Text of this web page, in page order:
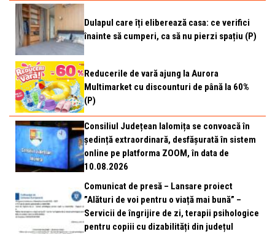
Dulapul care îți eliberează casa: ce verifici
înainte să cumperi, ca să nu pierzi spațiu (P)
Reducerile de vară ajung la Aurora
Multimarket cu discounturi de până la 60%
(P)
Consiliul Județean Ialomița se convoacă în
ședință extraordinară, desfășurată în sistem
online pe platforma ZOOM, în data de
10.08.2026
Comunicat de presă – Lansare proiect
”Alături de voi pentru o viață mai bună” –
Servicii de îngrijire de zi, terapii psihologice
pentru copiii cu dizabilități din județul